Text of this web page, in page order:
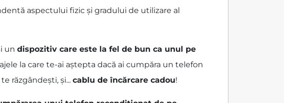
aspectului fizic și gradului de utilizare al
un dispozitiv care este la fel de bun ca unul pe
la care te-ai aștepta dacă ai cumpăra un telefon
răzgândești, și... cablu de încărcare cadou!